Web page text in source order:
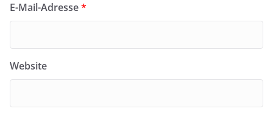
E-Mail-Adresse*
Website